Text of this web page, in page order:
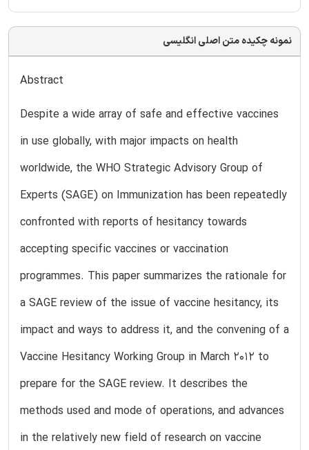
نمونه چکیده متن اصلی انگلیسی
Abstract
Despite a wide array of safe and effective vaccines
in use globally, with major impacts on health
worldwide, the WHO Strategic Advisory Group of
Experts (SAGE) on Immunization has been repeatedly
confronted with reports of hesitancy towards
accepting specific vaccines or vaccination
programmes. This paper summarizes the rationale for
a SAGE review of the issue of vaccine hesitancy, its
impact and ways to address it, and the convening of a
Vaccine Hesitancy Working Group in March 2012 to
prepare for the SAGE review. It describes the
methods used and mode of operations, and advances
in the relatively new field of research on vaccine